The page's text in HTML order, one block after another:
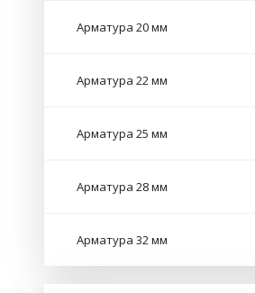
Арматура 20 мм
Арматура 22 мм
Арматура 25 мм
Арматура 28 мм
Арматура 32 мм